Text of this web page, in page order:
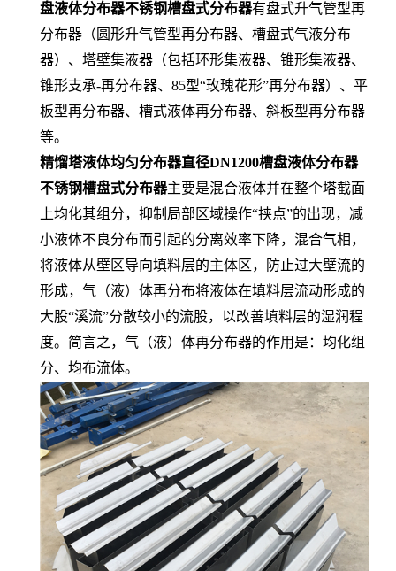
盘液体分布器不锈钢槽盘式分布器有盘式升气管型再
分布器（圆形升气管型再分布器、槽盘式气液分布
器）、塔壁集液器（包括环形集液器、锥形集液器、
锥形支承-再分布器、85型“玫瑰花形”再分布器）、平
板型再分布器、槽式液体再分布器、斜板型再分布器
等。
精馏塔液体均匀分布器直径DN1200槽盘液体分布器
不锈钢槽盘式分布器主要是混合液体并在整个塔截面
上均化其组分，抑制局部区域操作“挟点”的出现，减
小液体不良分布而引起的分离效率下降，混合气相，
将液体从壁区导向填料层的主体区，防止过大壁流的
形成，气（液）体再分布将液体在填料层流动形成的
大股“溪流”分散较小的流股，以改善填料层的湿润程
度。简言之，气（液）体再分布器的作用是：均化组
分、均布流体。